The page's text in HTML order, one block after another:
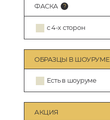
ФАСКА
с 4-х сторон
ОБРАЗЦЫ В ШОУРУМЕ
Есть в шоуруме
АКЦИЯ